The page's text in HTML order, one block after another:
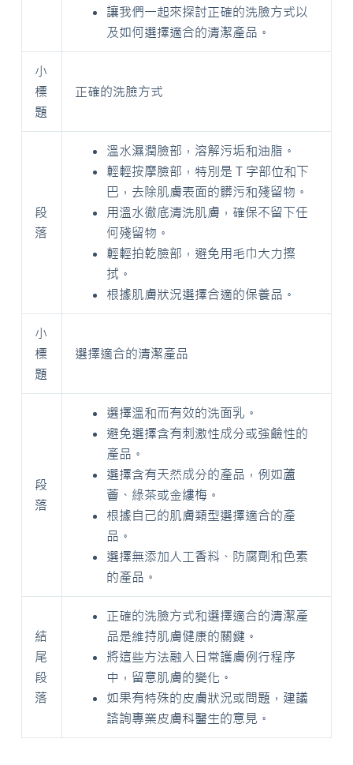
讓我們一起來探討正確的洗臉方式以
及如何選擇適合的清潔產品。
小
標
題
正確的洗臉方式
段
落
溫水濕潤臉部，溶解污垢和油脂。
輕輕按摩臉部，特別是 T 字部位和下
巴，去除肌膚表面的髒污和殘留物。
用溫水徹底清洗肌膚，確保不留下任
何殘留物。
輕輕拍乾臉部，避免用毛巾大力擦
拭。
根據肌膚狀況選擇合適的保養品。
小
標
題
選擇適合的清潔產品
段
落
選擇溫和而有效的洗面乳。
避免選擇含有刺激性成分或強鹼性的
產品。
選擇含有天然成分的產品，例如蘆
薈、綠茶或金縷梅。
根據自己的肌膚類型選擇適合的產
品。
選擇無添加人工香料、防腐劑和色素
的產品。
結
尾
段
落
正確的洗臉方式和選擇適合的清潔產
品是維持肌膚健康的關鍵。
將這些方法融入日常護膚例行程序
中，留意肌膚的變化。
如果有特殊的皮膚狀況或問題，建議
諮詢專業皮膚科醫生的意見。